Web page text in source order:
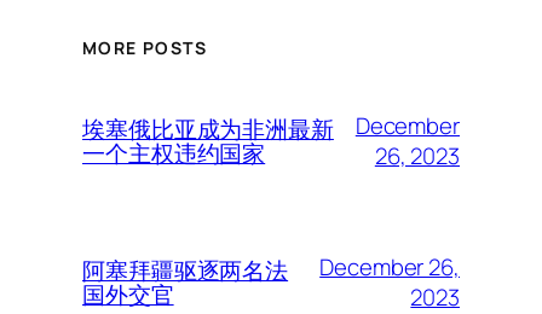
MORE POSTS
埃塞俄比亚成为非洲最新
一个主权违约国家
December
26, 2023
阿塞拜疆驱逐两名法
国外交官
December 26,
2023